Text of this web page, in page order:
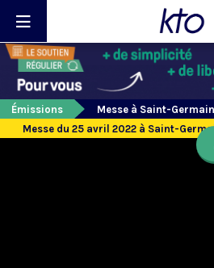
Émissions
Messe à Saint-
Messe du 25 avril 2022 à Saint-